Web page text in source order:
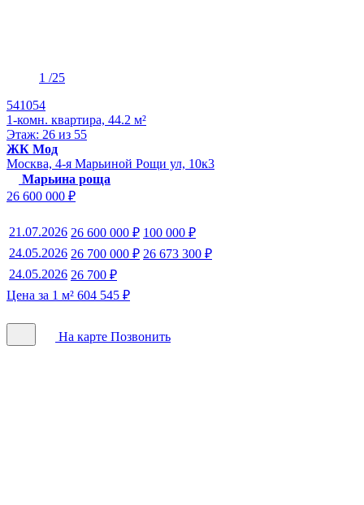
1 /25
541054
1-комн. квартира, 44.2 м²
Этаж: 26 из 55
ЖК Мод
Москва, 4-я Марьиной Рощи ул, 10к3
Марьина роща
26 600 000 ₽
21.07.2026 26 600 000 ₽ 100 000 ₽
24.05.2026 26 700 000 ₽ 26 673 300 ₽
24.05.2026 26 700 ₽
Цена за 1 м² 604 545 ₽
На карте Позвонить